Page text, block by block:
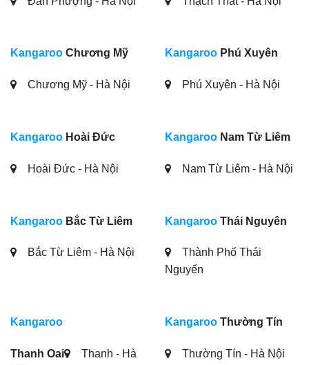
Kangaroo Chương Mỹ
Chương Mỹ - Hà Nội
Kangaroo Phú Xuyên
Phú Xuyên - Hà Nội
Kangaroo Hoài Đức
Hoài Đức - Hà Nội
Kangaroo Nam Từ Liêm
Nam Từ Liêm - Hà Nội
Kangaroo Bắc Từ Liêm
Bắc Từ Liêm - Hà Nội
Kangaroo Thái Nguyên
Thành Phố Thái
Nguyến
Kangaroo
Thanh Oai
Thanh - Hà
Kangaroo Thường Tín
Thường Tín - Hà Nội